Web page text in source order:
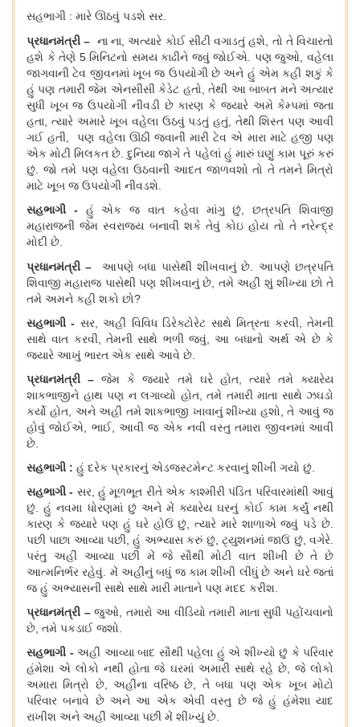
સહભાગી : મારે ઊઠવું પડશે સર.
પ્રધાનમંત્રી– ના ના, અત્યારે કોઈ સીટી વગાડતું હશે, તો તે વિચારતો
હશે કે તેણે 5 મિનિટનો સમય કાઢીને જવું જોઈએ. પણ જુઓ, વહેલા
જાગવાની ટેવ જીવનમાં ખૂબ જ ઉપયોગી છે અને હું એમ કહી શકું કે
હું પણ તમારી જેમ એનસીસી કેડેટ હતો, તેથી આ બાબત મને અત્યાર
સુધી ખૂબ જ ઉપયોગી નીવડી છે કારણ કે જ્યારે અમે કેમ્પમાં જતા
હતા, ત્યારે અમારે ખૂબ વહેલા ઉઠવું પડતું હતું, તેથી શિસ્ત પણ આવી
ગઈ હતી, પણ વહેલા ઊઠી જવાની મારી ટેવ એ મારા માટે હજી પણ
એક મોટી મિલકત છે. દુનિયા જાગે તે પહેલાં હું મારું ઘણું કામ પૂરું કરું
છું. જો તમે પણ વહેલા ઉઠવાની આદત જાળવશો તો તે તમને મિત્રો
માટે ખૂબ જ ઉપયોગી નીવડશે.
સહભાગી - હું એક જ વાત કહેવા માંગુ છું, છત્રપતિ શિવાજી
મહારાજની જેમ સ્વરાજ્ય બનાવી શકે તેવું કોઇ હોય તો તે નરેન્દ્ર
મોદી છે.
પ્રધાનમંત્રી– આપણે બધા પાસેથી શીખવાનું છે. આપણે છત્રપતિ
શિવાજી મહારાજ પાસેથી પણ શીખવાનું છે, તમે અહીં શું શીખ્યા છો તે
તમે અમને કહી શકો છો?
સહભાગી- સર, અહીં વિવિધ ડિરેક્ટોરેટ સાથે મિત્રતા કરવી, તેમની
સાથે વાત કરવી, તેમની સાથે ભળી જવું, આ બધાનો અર્થ એ છે કે
જ્યારે આખું ભારત એક સાથે આવે છે.
પ્રધાનમંત્રી– જેમ કે જ્યારે તમે ઘરે હોત, ત્યારે તમે ક્યારેય
શાકભાજીને હાથ પણ ન લગાવ્યો હોત, તમે તમારી માતા સાથે ઝઘડો
કર્યો હોત, અને અહીં તમે શાકભાજી ખાવાનું શીખ્યા હશો, તે આવું જ
હોવું જોઈએ, ભાઈ, આવી જ એક નવી વસ્તુ તમારા જીવનમાં આવી
છે.
સહભાગી : હું દરેક પ્રકારનું એડજસ્ટમેન્ટ કરવાનું શીખી ગયો છું.
સહભાગી- સર, હું મૂળભૂત રીતે એક કાશ્મીરી પંડિત પરિવારમાંથી આવું
છું. હું નવમા ધોરણમાં છું અને મેં ક્યારેય ઘરનું કોઈ કામ કર્યું નથી
કારણ કે જ્યારે પણ હું ઘરે હોઉં છું, ત્યારે મારે શાળાએ જવું પડે છે.
પછી પાછા આવ્યા પછી, હું અભ્યાસ કરું છું, ટ્યુશનમાં જાઉં છું, વગેરે.
પરંતુ અહીં આવ્યા પછી મેં જે સૌથી મોટી વાત શીખી છે તે છે
આત્મનિર્ભર રહેવું. મેં અહીંનું બધું જ કામ શીખી લીધું છે અને ઘરે જતાં
જ હું અભ્યાસની સાથે સાથે મારી માતાને પણ મદદ કરીશ.
પ્રધાનમંત્રી –જુઓ, તમારો આ વીડિયો તમારી માતા સુધી પહોંચવાનો
છે, તમે પકડાઈ જશો.
સહભાગી - અહીં આવ્યા બાદ સૌથી પહેલા હું એ શીખ્યો છું કે પરિવાર
હંમેશા એ લોકો નથી હોતા જે ઘરમાં અમારી સાથે રહે છે, જે લોકો
અમારા મિત્રો છે, અહીંના વરિષ્ઠ છે, તે બધા પણ એક ખૂબ મોટો
પરિવાર બનાવે છે અને આ એક એવી વસ્તુ છે જે હું હંમેશા યાદ
રાખીશ અને અહીં આવ્યા પછી મેં શીખ્યું છે.